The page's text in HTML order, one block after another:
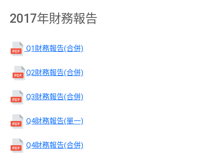
2017年財務報告
Q1財務報告(合併)
Q2財務報告(合併)
Q3財務報告(合併)
Q4財務報告(單一)
Q4財務報告(合併)